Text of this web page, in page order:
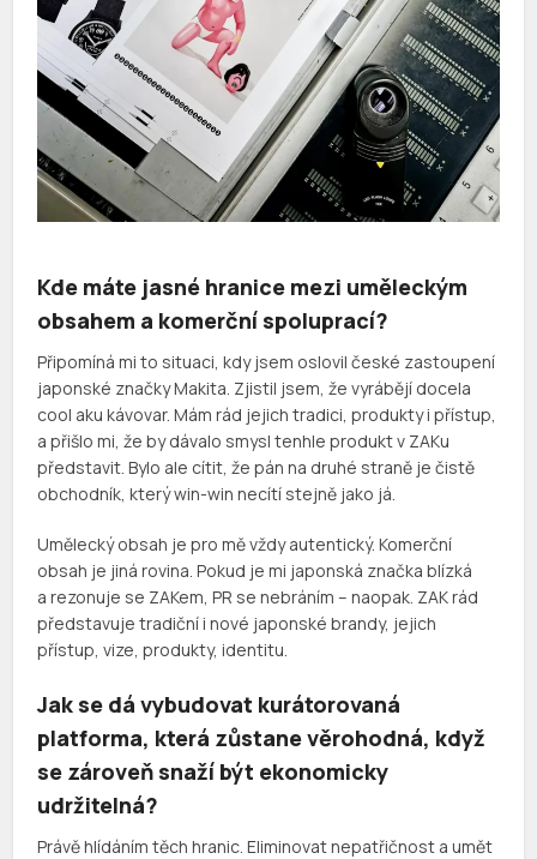
Kde máte jasné hranice mezi uměleckým
obsahem a komerční spoluprací?
Připomíná mi to situaci, kdy jsem oslovil české zastoupení
japonské značky Makita. Zjistil jsem, že vyrábějí docela
cool aku kávovar. Mám rád jejich tradici, produkty i přístup,
a přišlo mi, že by dávalo smysl tenhle produkt v ZAKu
představit. Bylo ale cítit, že pán na druhé straně je čistě
obchodník, který win-win necítí stejně jako já.
Umělecký obsah je pro mě vždy autentický. Komerční
obsah je jiná rovina. Pokud je mi japonská značka blízká
a rezonuje se ZAKem, PR se nebráním – naopak. ZAK rád
představuje tradiční i nové japonské brandy, jejich
přístup, vize, produkty, identitu.
Jak se dá vybudovat kurátorovaná
platforma, která zůstane věrohodná, když
se zároveň snaží být ekonomicky
udržitelná?
Právě hlídáním těch hranic. Eliminovat nepatřičnost a umět